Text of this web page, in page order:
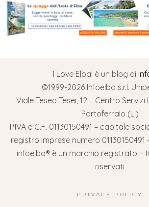
I Love Elba! è un blog di
©1999-2026 Infoelba s.r.l.
Viale Teseo Tesei, 12 – Centro Servizi
Portoferraio (LI)
P.IVA e C.F. 01130150491 – capitale
registro imprese numero 01130150491
infoelba® è un marchio registrato –
riservati
PRIVACY POLICY